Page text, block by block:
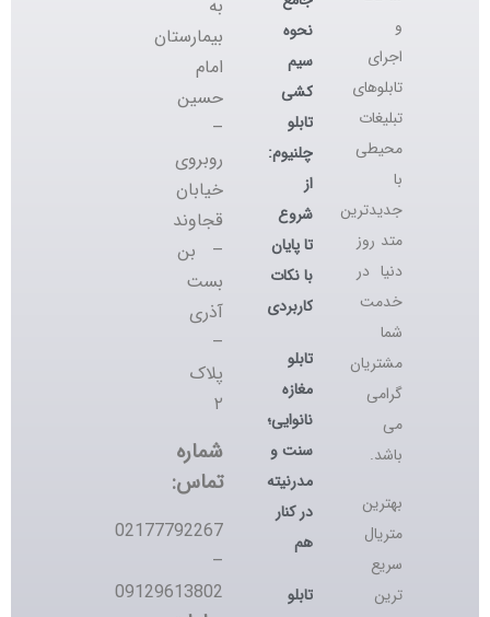
و
اجرای
تابلوهای
تبلیغات
محیطی
با
جدیدترین
متد روز
دنیا در
خدمت
شما
مشتریان
گرامی
می
باشد.
بهترین
متریال
سریع
ترین
نحوه
سیم
کشی
تابلو
چلنیوم:
از
شروع
تا پایان
با نکات
کاربردی
تابلو
مغازه
نانوایی؛
سنت و
مدرنیته
در کنار
هم
تابلو
به
بیمارستان
امام
حسین
–
روبروی
خیابان
قجاوند
– بن
بست
آذری
–
پلاک
۲
شماره
تماس:
02177792267
–
09129613802